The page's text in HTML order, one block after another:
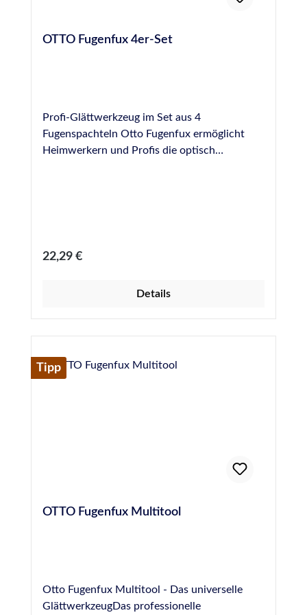
OTTO Fugenfux 4er-Set
Profi-Glättwerkzeug im Set aus 4
Fugenspachteln Otto Fugenfux ermöglicht
Heimwerkern und Profis die optisch
Fugenausbildung Größen: 6,5 mm, 8,5 mm,
10,0 mm, 12,5 mm, rund Leicht zu reinigen
Reinigung hundertfach wiederverwendbar.
83413info@otto-chemie.dewww.otto-
chemie.de
Regulärer Preis:
22,29 €
Details
Tipp
OTTO Fugenfux Multitool
Otto Fugenfux Multitool - Das universelle
GlättwerkzeugDas professionelle